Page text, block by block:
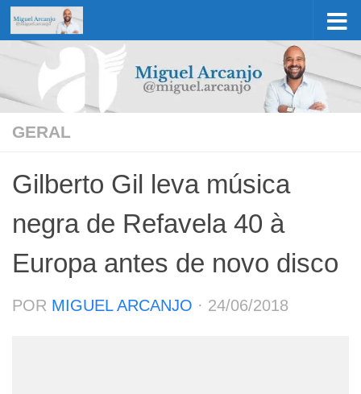
Skip to content
GERAL
Gilberto Gil leva música
negra de Refavela 40 à
Europa antes de novo disco
POR MIGUEL ARCANJO · 24/06/2018